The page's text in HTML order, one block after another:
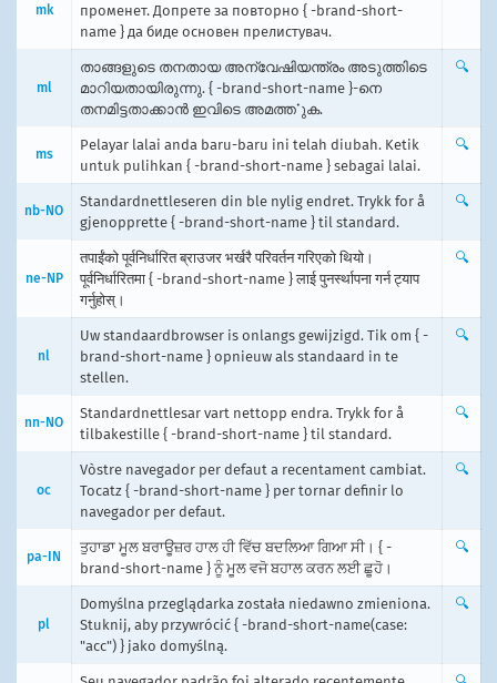
mk
променет. Допрете за повторно { -brand-short-
name } да биде основен прелистувач.
ml
താങ്ങളുടെ തനതായ അന്വേഷിയന്ത്രം അടുത്തിടെ
മാറിയതായിരുന്നു. { -brand-short-name }-നെ
തനമിട്ടതാക്കാൻ ഇവിടെ അമൎത്തുക.
🔍
ms
Pelayar lalai anda baru-baru ini telah diubah. Ketik
untuk pulihkan { -brand-short-name } sebagai lalai.
🔍
nb-NO
Standardnettleseren din ble nylig endret. Trykk for å
gjenopprette { -brand-short-name } til standard.
🔍
ne-NP
तपाईंको पूर्वनिर्धारित ब्राउजर भर्खरै परिवर्तन गरिएको थियो।
पूर्वनिर्धारितमा { -brand-short-name } लाई पुनर्स्थापना गर्न ट्याप
गर्नुहोस्।
🔍
nl
Uw standaardbrowser is onlangs gewijzigd. Tik om { -
brand-short-name } opnieuw als standaard in te
stellen.
🔍
nn-NO
Standardnettlesar vart nettopp endra. Trykk for å
tilbakestille { -brand-short-name } til standard.
🔍
oc
Vòstre navegador per defaut a recentament cambiat.
Tocatz { -brand-short-name } per tornar definir lo
navegador per defaut.
🔍
pa-IN
ਤੁਹਾਡਾ ਮੂਲ ਬਰਾਊਜ਼ਰ ਹਾਲ ਹੀ ਵਿੱਚ ਬਦਲਿਆ ਗਿਆ ਸੀ। { -
brand-short-name } ਨੂੰ ਮੂਲ ਵਜੋ ਬਹਾਲ ਕਰਨ ਲਈ ਛੂਹੋ।
🔍
pl
Domyślna przeglądarka została niedawno zmieniona.
Stuknij, aby przywrócić { -brand-short-name(case:
"acc") } jako domyślną.
🔍